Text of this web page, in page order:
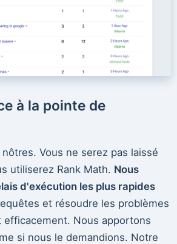
à la pointe de
Vous ne serez pas laissé
utiliserez Rank Math. Nous
d'exécution les plus rapides
et résoudre les problèmes
efficacement. Nous apportons
si nous le demandions. Notre